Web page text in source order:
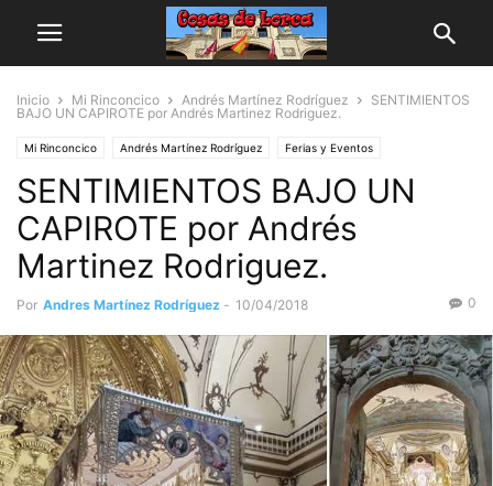
Inicio Mi Rinconcico Andrés Martínez Rodríguez
SENTIMIENTOS
BAJO UN CAPIROTE por Andrés Martinez Rodriguez.
Mi Rinconcico Andrés Martínez Rodríguez Ferias y Eventos
Semana Santa
SENTIMIENTOS BAJO UN
CAPIROTE por Andrés
Martinez Rodriguez.
Por Andres Martínez Rodríguez - 10/04/2018 0